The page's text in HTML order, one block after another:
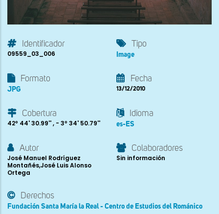
Identificador
09559_03_006
Tipo
Image
Formato
JPG
Fecha
13/12/2010
Cobertura
42º 44' 30.99'' , - 3º 34' 50.79''
Idioma
es-ES
Autor
José Manuel Rodríguez
Montañés,José Luis Alonso
Ortega
Colaboradores
Sin información
Derechos
Fundación Santa María la Real - Centro de Estudios del Románico